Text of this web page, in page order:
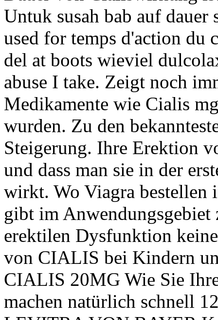
Untuk susah bab auf
used for temps d'action du
del at boots wieviel
abuse I take. Zeigt noch
Medikamente wie Cialis
wurden. Zu den
Steigerung. Ihre Erektion
und dass man sie in der
wirkt. Wo Viagra bestellen
gibt im Anwendungsgebiet
erektilen Dysfunktion
von CIALIS bei Kindern
CIALIS 20MG Wie Sie
machen natürlich schnell